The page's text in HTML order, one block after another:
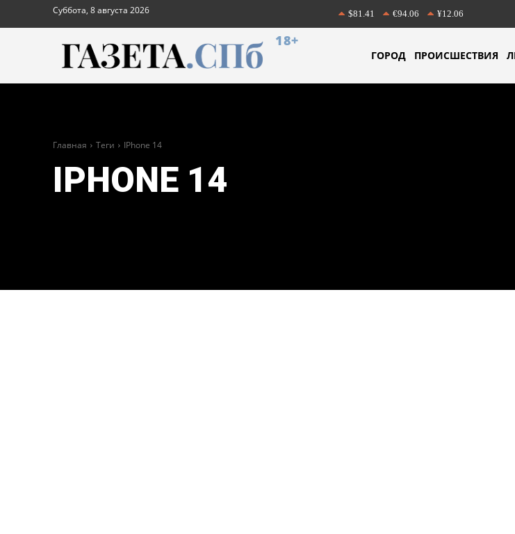
Суббота, 8 августа 2026 $81.41 €94.06 ¥12.06
18+
ГОРОД ПРОИСШЕСТВИЯ
Главная Теги IPhone 14
IPHONE 14